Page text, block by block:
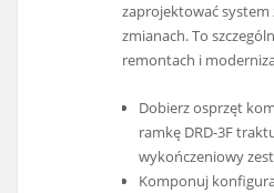
zaprojektować system
zmianach. To
remontach i
Dobierz osprzęt
ramkę DRD-3F
wykończeniowy
Komponuj